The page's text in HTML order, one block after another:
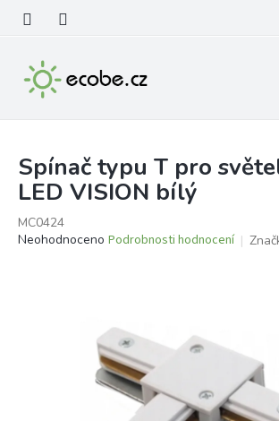
obsah
Spínač typu T pro
LED VISION bílý
MC0424
Průměrné
Neohodnoceno Podrobnosti hodnocení